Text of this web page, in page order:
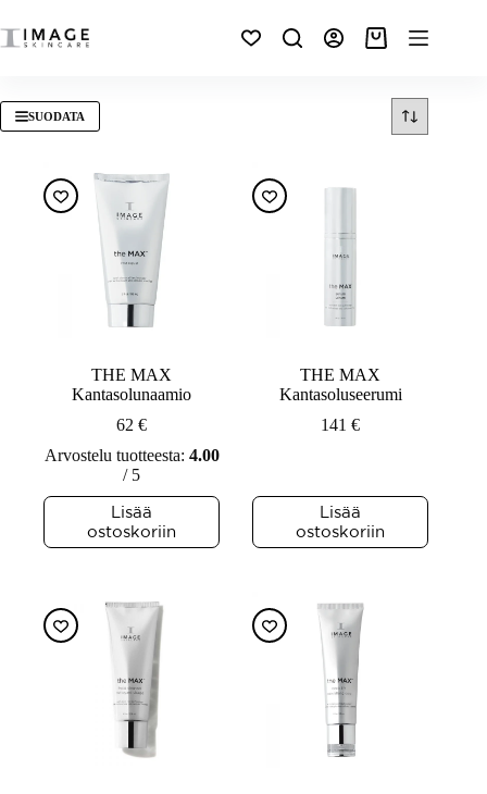
SUODATA
THE MAX
Kantasolunaamio
62€
Arvostelu tuotteesta: 4.00
/ 5
Lisää
ostoskoriin
THE MAX
Kantasoluseerumi
141€
Lisää
ostoskoriin